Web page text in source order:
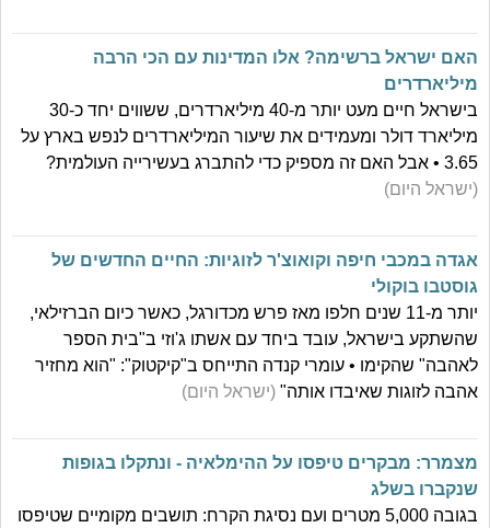
האם ישראל ברשימה? אלו המדינות עם הכי הרבה
מיליארדרים
בישראל חיים מעט יותר מ-40 מיליארדרים, ששווים יחד כ-30
מיליארד דולר ומעמידים את שיעור המיליארדרים לנפש בארץ על
3.65 • אבל האם זה מספיק כדי להתברג בעשירייה העולמית?
(ישראל היום)
אגדה במכבי חיפה וקואוצ'ר לזוגיות: החיים החדשים של
גוסטבו בוקולי
יותר מ-11 שנים חלפו מאז פרש מכדורגל, כאשר כיום הברזילאי,
שהשתקע בישראל, עובד ביחד עם אשתו ג'וזי ב"בית הספר
לאהבה" שהקימו • עומרי קנדה התייחס ב"קיקטוק": "הוא מחזיר
אהבה לזוגות שאיבדו אותה" (ישראל היום)
מצמרר: מבקרים טיפסו על ההימלאיה - ונתקלו בגופות
שנקברו בשלג
בגובה 5,000 מטרים ועם נסיגת הקרח: תושבים מקומיים שטיפסו